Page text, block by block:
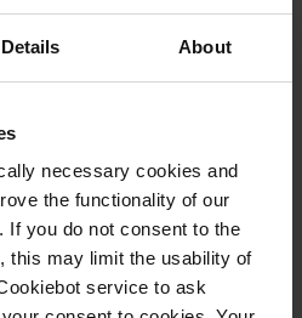
Details About
necessary cookies and
the functionality of our
If you do not consent to the
this may limit the usability of
service to ask
de qualité
Vidéos de
produits